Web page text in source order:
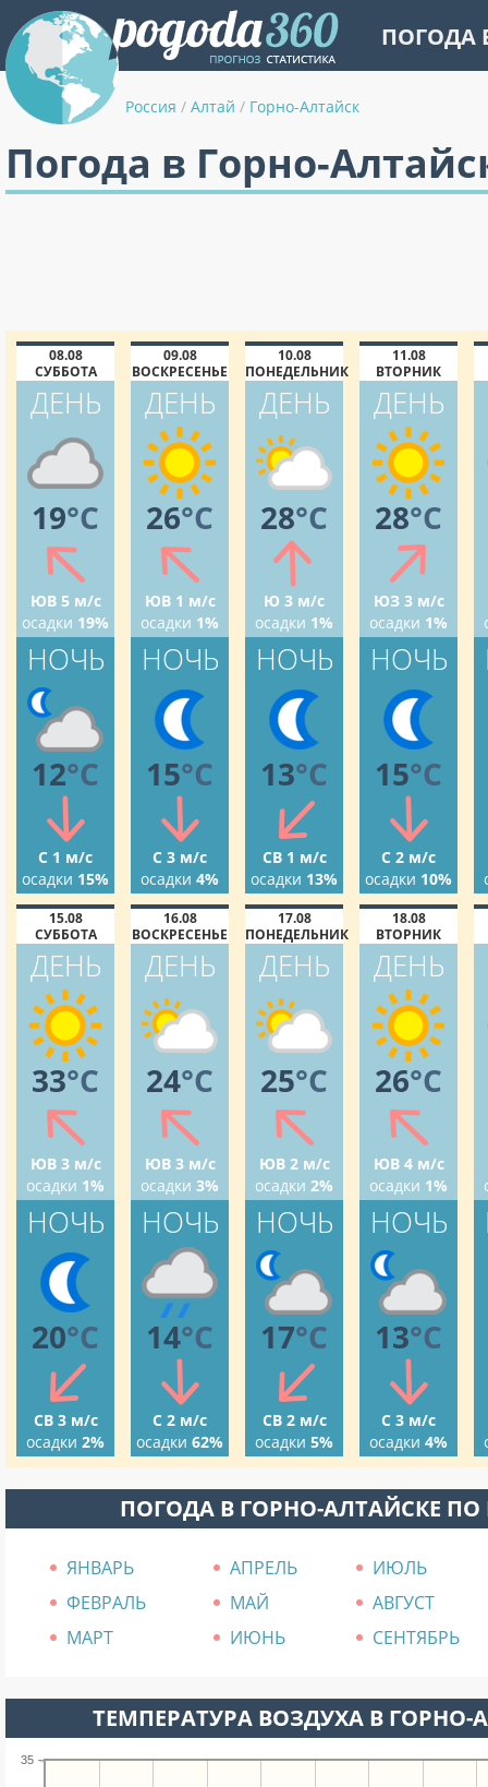
ПОГОДА
Россия / Алтай / Горно-Алтайск
Погода в Горно-
08.08
СУББОТА
ДЕНЬ
19°C
ЮВ 5 м/с
осадки 19%
НОЧЬ
12°C
С 1 м/с
осадки 15%
09.08
ВОСКРЕСЕНЬЕ
ДЕНЬ
26°C
ЮВ 1 м/с
осадки 1%
НОЧЬ
15°C
С 3 м/с
осадки 4%
10.08
ПОНЕДЕЛЬНИК
ДЕНЬ
28°C
Ю 3 м/с
осадки 1%
НОЧЬ
13°C
СВ 1 м/с
осадки 13%
11.08
ВТОРНИК
ДЕНЬ
28°C
ЮЗ 3 м/с
осадки 1%
НОЧЬ
15°C
С 2 м/с
осадки 10%
15.08
СУББОТА
ДЕНЬ
33°C
ЮВ 3 м/с
осадки 1%
НОЧЬ
20°C
СВ 3 м/с
осадки 2%
16.08
ВОСКРЕСЕНЬЕ
ДЕНЬ
24°C
ЮВ 3 м/с
осадки 3%
НОЧЬ
14°C
С 2 м/с
осадки 62%
17.08
ПОНЕДЕЛЬНИК
ДЕНЬ
25°C
ЮВ 2 м/с
осадки 2%
НОЧЬ
17°C
СВ 2 м/с
осадки 5%
18.08
ВТОРНИК
ДЕНЬ
26°C
ЮВ 4 м/с
осадки 1%
НОЧЬ
13°C
С 3 м/с
осадки 4%
ПОГОДА В ГОРНО-АЛТАЙСКЕ
ЯНВАРЬ АПРЕЛЬ
ИЮЛЬ
ФЕВРАЛЬ
МАЙ
АВГУСТ
МАРТ
ИЮНЬ СЕНТЯБРЬ
ТЕМПЕРАТУРА ВОЗДУХА В ГОРНО-
35